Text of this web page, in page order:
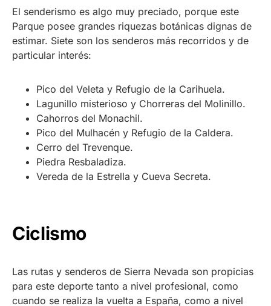
El senderismo es algo muy preciado, porque este
Parque posee grandes riquezas botánicas dignas de
estimar. Siete son los senderos más recorridos y de
particular interés:
Pico del Veleta y Refugio de la Carihuela.
Lagunillo misterioso y Chorreras del Molinillo.
Cahorros del Monachil.
Pico del Mulhacén y Refugio de la Caldera.
Cerro del Trevenque.
Piedra Resbaladiza.
Vereda de la Estrella y Cueva Secreta.
Ciclismo
Las rutas y senderos de Sierra Nevada son propicias
para este deporte tanto a nivel profesional, como
cuando se realiza la vuelta a España, como a nivel